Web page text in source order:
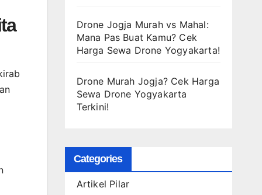
Drone Jogja Murah vs Mahal:
Mana Pas Buat Kamu? Cek
Harga Sewa Drone Yogyakarta!
Drone Murah Jogja? Cek Harga
Sewa Drone Yogyakarta
Terkini!
Categories
Artikel Pilar